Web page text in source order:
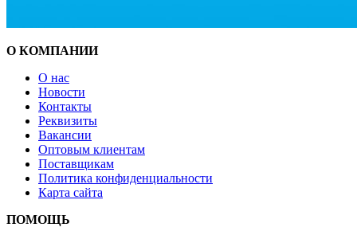
О КОМПАНИИ
О нас
Новости
Контакты
Реквизиты
Вакансии
Оптовым клиентам
Поставщикам
Политика конфиденциальности
Карта сайта
ПОМОЩЬ